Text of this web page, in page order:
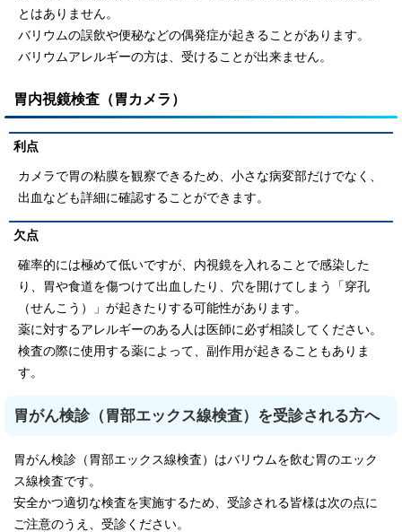
とはありません。
バリウムの誤飲や便秘などの偶発症が起きることがあります。
バリウムアレルギーの方は、受けることが出来ません。
胃内視鏡検査（胃カメラ）
利点
カメラで胃の粘膜を観察できるため、小さな病変部だけでなく、
出血なども詳細に確認することができます。
欠点
確率的には極めて低いですが、内視鏡を入れることで感染した
り、胃や食道を傷つけて出血したり、穴を開けてしまう「穿孔
（せんこう）」が起きたりする可能性があります。
薬に対するアレルギーのある人は医師に必ず相談してください。
検査の際に使用する薬によって、副作用が起きることもありま
す。
胃がん検診（胃部エックス線検査）を受診される方へ
胃がん検診（胃部エックス線検査）はバリウムを飲む胃のエック
ス線検査です。
安全かつ適切な検査を実施するため、受診される皆様は次の点に
ご注意のうえ、受診ください。